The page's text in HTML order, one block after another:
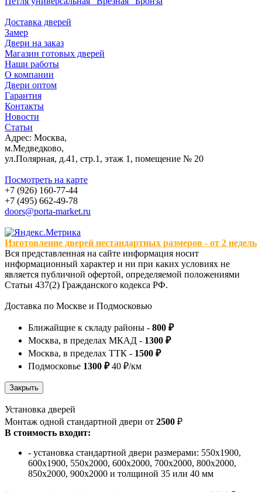
Доставка дверей
Замер
Двери на заказ
Магазин готовых дверей
Наши работы
О компании
Двери оптом
Гарантия
Контакты
Новости
Статьи
Адрес: Москва,
м.Медведково,
ул.Полярная, д.41, стр.1, этаж 1, помещение № 20
Посмотреть на карте
+7 (926) 160-77-44
+7 (495) 662-49-78
doors@porta-market.ru
Изготовление дверей нестандартных размеров - от 2 недель
Вся представленная на сайте информация носит
информационный характер и ни при каких условиях не
является публичной офертой, определяемой положениями
Статьи 437(2) Гражданского кодекса РФ.
Доставка по Москве и Подмосковью
Ближайщие к складу районы - 800 ₽
Москва, в пределах МКАД - 1300 ₽
Москва, в пределах ТТК - 1500 ₽
Подмосковье 1300 ₽40 ₽/км
Установка дверей
Монтаж одной стандартной двери от 2500 ₽
В стоимость входит:
- установка стандартной двери размерами: 550х1900,
600х1900, 550х2000, 600х2000, 700х2000, 800х2000,
850х2000, 900х2000 и толщиной 35 или 40 мм